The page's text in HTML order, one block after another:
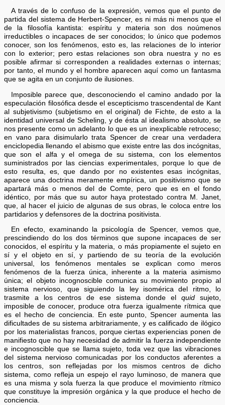
A través de lo confuso de la expresión, vemos que el punto de
partida del sistema de Herbert-Spencer, es ni más ni menos que el
de la filosofía kantista: espíritu y materia son dos noúmenos
irreductibles o incapaces de ser conocidos; lo único que podemos
conocer, son los fenómenos, esto es, las relaciones de lo interior
con lo exterior; pero estas relaciones son obra nuestra y no es
posible afirmar si corresponden a realidades externas o internas;
por tanto, el mundo y el hombre aparecen aquí como un fantasma
que se agita en un conjunto de ilusiones.
Imposible parece que, desconociendo el camino andado por la
especulación filosófica desde el escepticismo trascendental de Kant
al subjetivismo (subjetismo en el original) de Fichte, de esto a la
identidad universal de Scheling, y de ésta al idealismo absoluto, se
nos presente como un adelanto lo que es un inexplicable retroceso;
en vano para disimularlo trata Spencer de crear una verdadera
enciclopedia llenando el abismo que existe entre las dos incógnitas,
que son el alfa y el omega de su sistema, con los elementos
suministrados por las ciencias experimentales, porque lo que de
esto resulta, es, que dando por no existentes esas incógnitas,
aparece una doctrina meramente empírica, un positivismo que se
apartará más o menos del de Comte, pero que es en el fondo
idéntico, por más que su autor haya protestado contra M. Janet,
que, al hacer el juicio de algunas de sus obras, le coloca entre los
partidarios y defensores de la doctrina positivista.
En efecto, examinando la psicología de Spencer, vemos que,
prescindiendo do los dos términos que supone incapaces de ser
conocidos, el espíritu y la materia, o más propiamente el sujeto en
sí y el objeto en sí, y partiendo de su teoría de la evolución
universal, los fenómenos mentales se explican como meros
fenómenos de la fuerza única, inherente a la materia asimismo
única; el objeto incognoscible comunica su movimiento propio al
sistema nervioso, que siguiendo la ley isomérica del ritmo, lo
trasmite a los centros de ese sistema donde el quidsujeto,
imposible de conocer, produce otra fuerza igualmente rítmica que
es el hecho de conciencia. En este punto, Spencer aumenta las
dificultades de su sistema arbitrariamente, y es calificado de ilógico
por los materialistas francos, porque ciertas experiencias ponen de
manifiesto que no hay necesidad de admitir la fuerza independiente
e incognoscible que se llama sujeto, toda vez que las vibraciones
del sistema nervioso comunicadas por los conductos aferentes a
los centros, son reflejadas por los mismos centros de dicho
sistema, como refleja un espejo el rayo luminoso, de manera que
es una misma y sola fuerza la que produce el movimiento rítmico
que constituye la impresión orgánica y la que produce el hecho de
conciencia.